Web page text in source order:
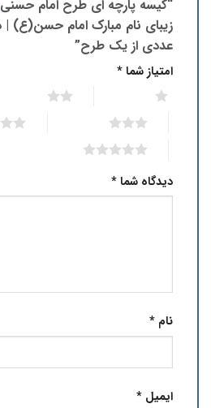
“کیسه پارچه ای طرح امام حسنی
عددی از یک طرح”
امتیاز شما*
دیدگاه شما*
نام *
ایمیل *